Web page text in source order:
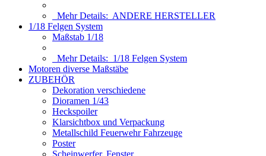
Mehr Details: ANDERE HERSTELLER
1/18 Felgen System
Maßstab 1/18
Mehr Details: 1/18 Felgen System
Motoren diverse Maßstäbe
ZUBEHÖR
Dekoration verschiedene
Dioramen 1/43
Heckspoiler
Klarsichtbox und Verpackung
Metallschild Feuerwehr Fahrzeuge
Poster
Scheinwerfer, Fenster